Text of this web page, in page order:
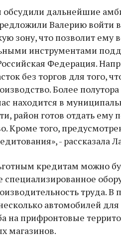
обсудили дальнейшие
Валерию войти
зону, что позволит ему
инструментами
Федерация.
без торгов для того,
Более
находится в
район готов отдать ему
Кроме того,
- рассказала
кредитам можно
специализированное
труда. В
автомобилей для
на прифронтовые
магазинов.